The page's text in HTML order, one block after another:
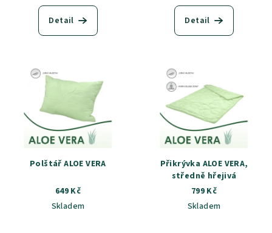
Detail Detail
Polštář ALOE VERA
649 Kč
Skladem
Přikrývka ALOE VERA,
středně hřejivá
799 Kč
Skladem